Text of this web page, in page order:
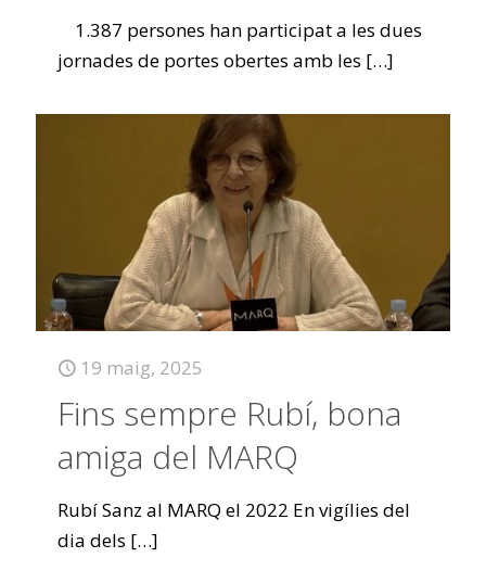
1.387 persones han participat a les dues
jornades de portes obertes amb les […]
19 maig, 2025
Fins sempre Rubí, bona
amiga del MARQ
Rubí Sanz al MARQ el 2022 En vigílies del
dia dels […]